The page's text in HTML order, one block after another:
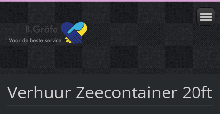
Verhuur Zeecontainer 20ft